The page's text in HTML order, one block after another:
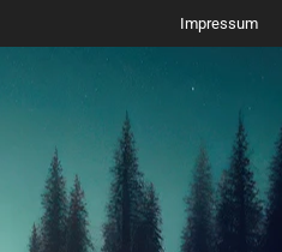
Impressum